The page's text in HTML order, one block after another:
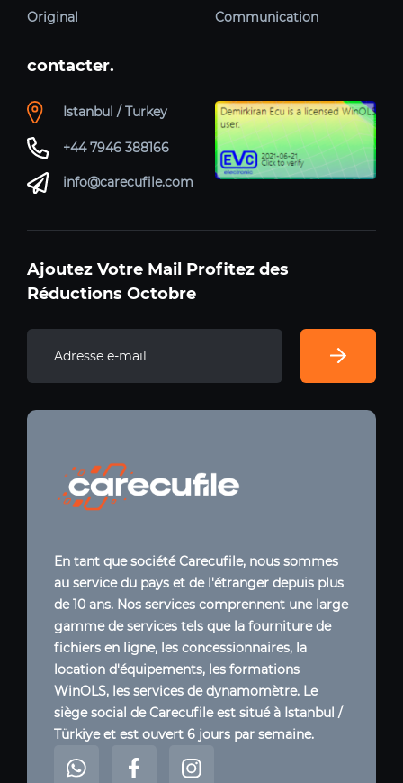
Original
Communication
contacter.
Istanbul / Turkey
+44 7946 388166
info@carecufile.com
Ajoutez Votre Mail Profitez des
Réductions Octobre
En tant que société Carecufile, nous sommes
au service du pays et de l'étranger depuis plus
de 10 ans. Nos services comprennent une large
gamme de services tels que la fourniture de
fichiers en ligne, les concessionnaires, la
location d'équipements, les formations
WinOLS, les services de dynamomètre. Le
siège social de Carecufile est situé à Istanbul /
Türkiye et est ouvert 6 jours par semaine.